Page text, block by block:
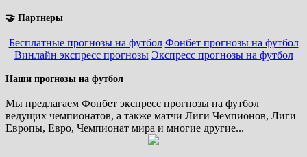
🤝 Партнеры
Бесплатные прогнозы на футбол Фонбет прогнозы на футбол
Винлайн экспресс прогнозы Экспресс прогнозы на футбол
Наши прогнозы на футбол
Мы предлагаем Фонбет экспресс прогнозы на футбол
ведущих чемпионатов, а также матчи Лиги Чемпионов, Лиги
Европы, Евро, Чемпионат мира и многие другие...